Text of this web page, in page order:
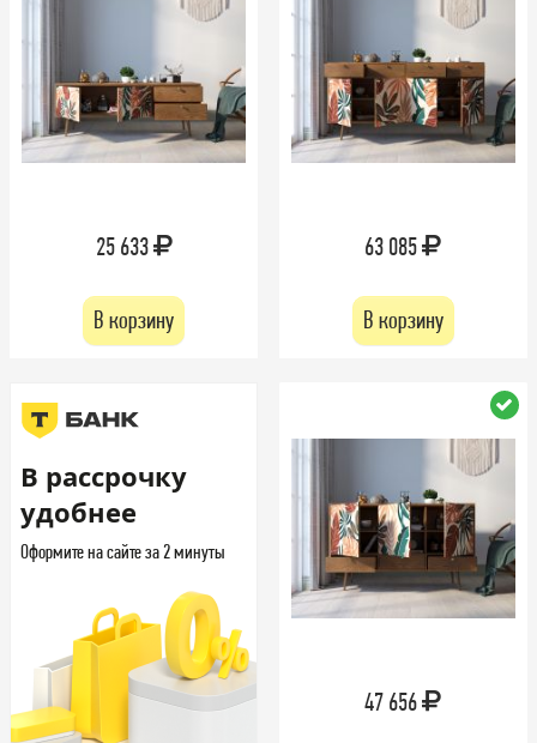
25 633
В корзину
63 085
В корзину
В рассрочку
удобнее
Оформите на сайте за 2 минуты
47 656